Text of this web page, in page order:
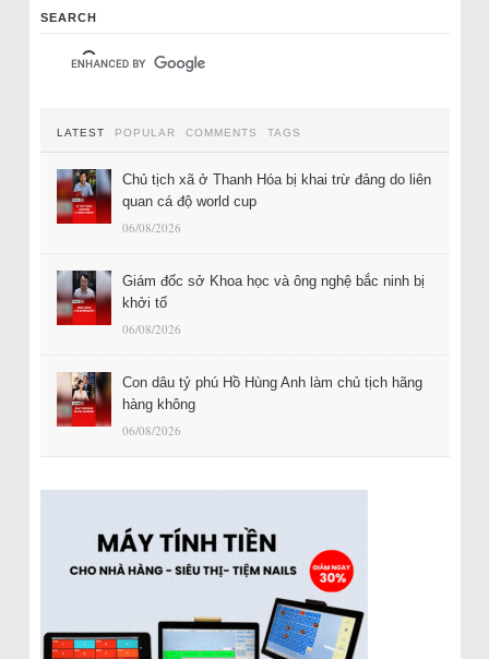
SEARCH
LATEST POPULAR COMMENTS TAGS
Chủ tịch xã ở Thanh Hóa bị khai trừ đảng do liên
quan cá độ world cup
06/08/2026
Giám đốc sở Khoa học và ông nghệ bắc ninh bị
khởi tố
06/08/2026
Con dâu tỷ phú Hồ Hùng Anh làm chủ tịch hãng
hàng không
06/08/2026